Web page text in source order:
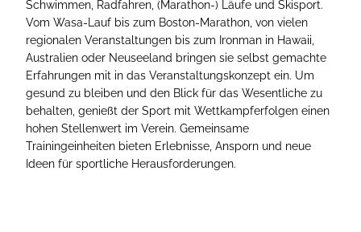
Schwimmen, Radfahren, (Marathon-) Läufe und Skisport.
Vom Wasa-Lauf bis zum Boston-Marathon, von vielen
regionalen Veranstaltungen bis zum Ironman in Hawaii,
Australien oder Neuseeland bringen sie selbst gemachte
Erfahrungen mit in das Veranstaltungskonzept ein. Um
gesund zu bleiben und den Blick für das Wesentliche zu
behalten, genießt der Sport mit Wettkampferfolgen einen
hohen Stellenwert im Verein. Gemeinsame
Trainingeinheiten bieten Erlebnisse, Ansporn und neue
Ideen für sportliche Herausforderungen.